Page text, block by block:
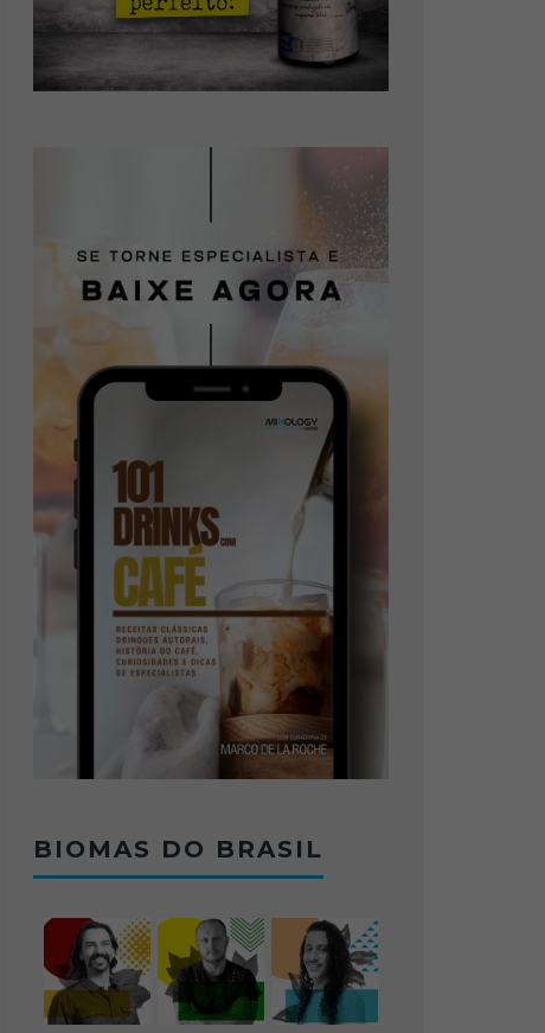
BIOMAS DO BRASIL